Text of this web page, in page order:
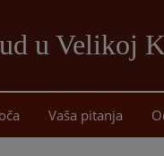
u Velikoj
Vaša pitanja